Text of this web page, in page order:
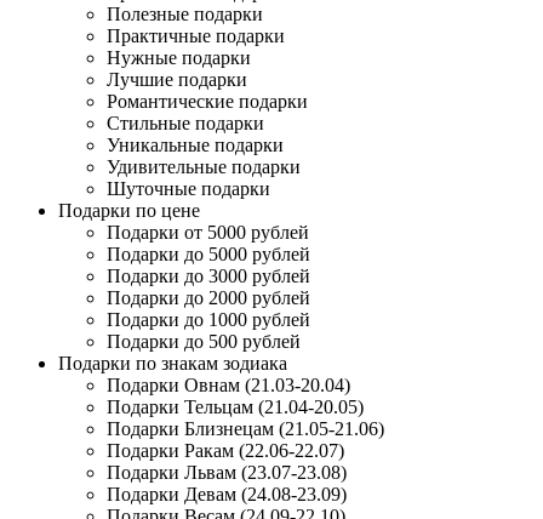
Полезные подарки
Практичные подарки
Нужные подарки
Лучшие подарки
Романтические подарки
Стильные подарки
Уникальные подарки
Удивительные подарки
Шуточные подарки
Подарки по цене
Подарки от 5000 рублей
Подарки до 5000 рублей
Подарки до 3000 рублей
Подарки до 2000 рублей
Подарки до 1000 рублей
Подарки до 500 рублей
Подарки по знакам зодиака
Подарки Овнам (21.03-20.04)
Подарки Тельцам (21.04-20.05)
Подарки Близнецам (21.05-21.06)
Подарки Ракам (22.06-22.07)
Подарки Львам (23.07-23.08)
Подарки Девам (24.08-23.09)